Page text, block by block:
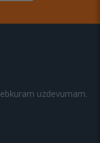
uzdevumam.